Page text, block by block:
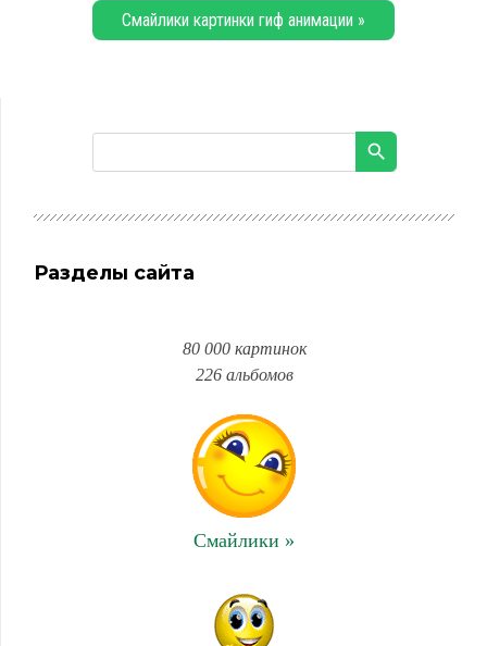
Смайлики картинки гиф анимации »
Разделы сайта
80 000 картинок
226 альбомов
Смайлики »